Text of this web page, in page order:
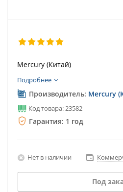
Mercury (Китай)
Подробнее
Производитель: Mercury
Код товара: 23582
Гарантия: 1 год
Нет в наличии
Под